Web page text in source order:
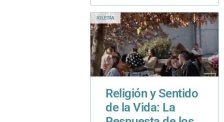
Religión y Sentido
de la Vida: La
Respuesta de los
Jóvenes